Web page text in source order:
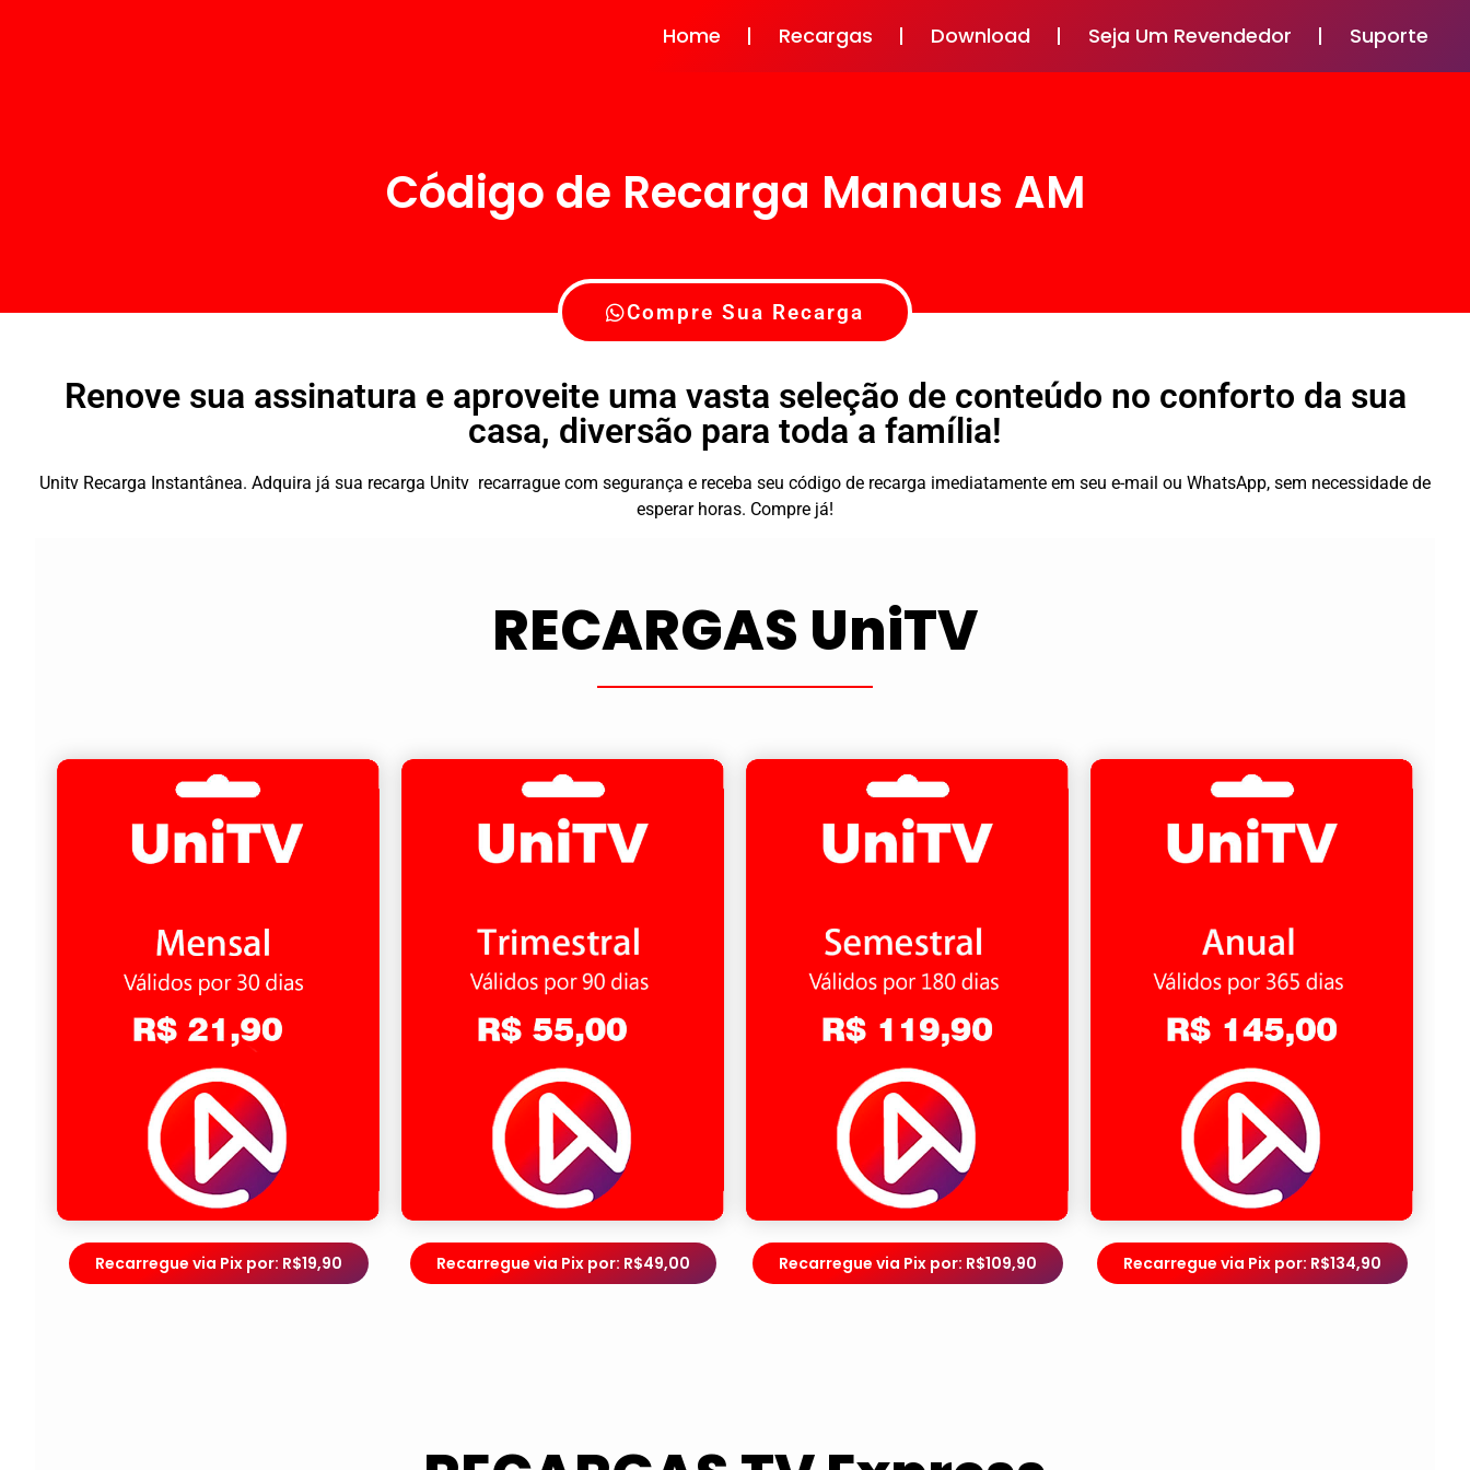
Home Recargas Download Seja Um Revendedor Suporte
Código de Recarga Manaus AM
Compre Sua Recarga
Renove sua assinatura e aproveite uma vasta seleção de conteúdo no conforto da sua
casa, diversão para toda a família!
Unitv Recarga Instantânea. Adquira já sua recarga Unitv recarrague com segurança e receba seu código de recarga imediatamente em seu e-mail ou WhatsApp, sem necessidade de
esperar horas. Compre já!
RECARGAS UniTV
Recarregue via Pix por: R$19,90 Recarregue via Pix por: R$49,00 Recarregue via Pix por: R$109,90 Recarregue via Pix por: R$134,90